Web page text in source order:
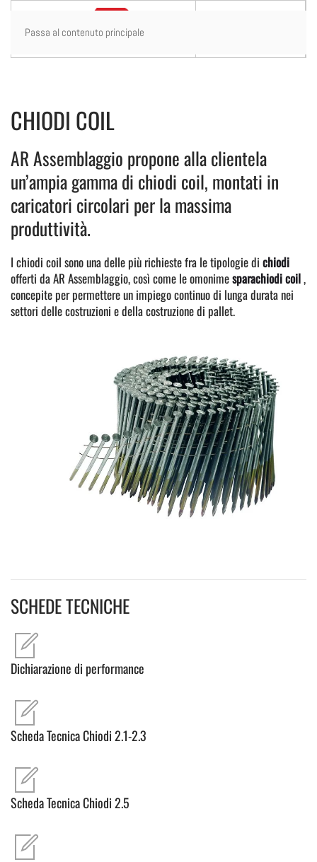
Passa al contenuto principale
CHIODI COIL
AR Assemblaggio propone alla clientela
un’ampia gamma di chiodi coil, montati in
caricatori circolari per la massima
produttività.
I chiodi coil sono una delle più richieste fra le tipologie di chiodi
offerti da AR Assemblaggio, così come le omonimesparachiodi coil,
concepite per permettere un impiego continuo di lunga durata nei
settori delle costruzioni e della costruzione di pallet.
SCHEDE TECNICHE
Dichiarazione di performance
Scheda Tecnica Chiodi 2.1-2.3
Scheda Tecnica Chiodi 2.5